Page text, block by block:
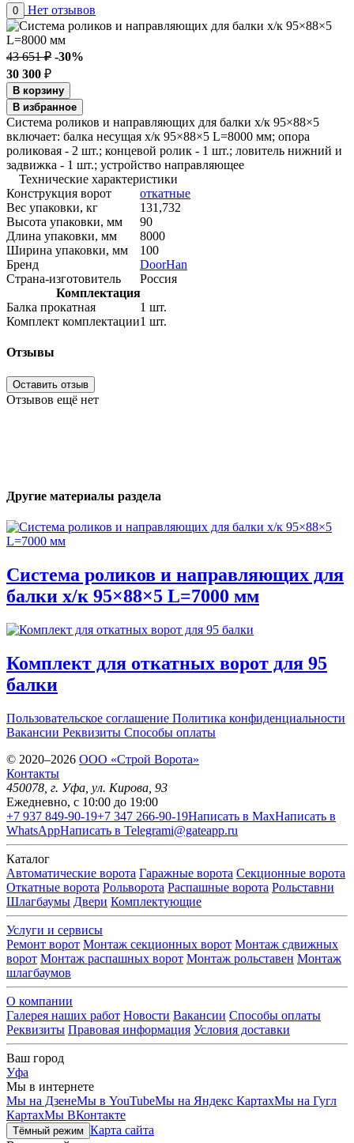
0 Нет отзывов
43 651 ₽ -30%
30 300 ₽
В корзину
В избранное
Система роликов и направляющих для балки х/к 95×88×5
включает: балка несущая х/к 95×88×5 L=8000 мм; опора
роликовая - 2 шт.; концевой ролик - 1 шт.; ловитель нижний и
задвижка - 1 шт.; устройство направляющее
Технические характеристики
Конструкция ворот
откатные
Вес упаковки, кг
131,732
Высота упаковки, мм
90
Длина упаковки, мм
8000
Ширина упаковки, мм
100
Бренд
DoorHan
Страна-изготовитель
Россия
Комплектация
Балка прокатная
1 шт.
Комплект комплектации1 шт.
Отзывы
Оставить отзыв
Отзывов ещё нет
Другие материалы раздела
Система роликов и направляющих для
балки х/к 95×88×5 L=7000 мм
Комплект для откатных ворот для 95
балки
Пользовательское соглашение Политика конфиденциальности
Вакансии Реквизиты Способы оплаты
© 2020–2026 OOO «Строй Ворота»
Контакты
450078 , г. Уфа ул. Кирова, 93
Ежедневно, с 10:00 до 19:00
+7 937 849-90-19+7 347 266-90-19Написать в MaxНаписать в
WhatsAppНаписать в Telegrami@gateapp.ru
Каталог
Автоматические ворота Гаражные ворота Секционные ворота
Откатные ворота Рольворота Распашные ворота Рольставни
Шлагбаумы Двери Комплектующие
Услуги и сервисы
Ремонт ворот Монтаж секционных ворот Монтаж сдвижных
ворот Монтаж распашных ворот Монтаж рольставен Монтаж
шлагбаумов
О компании
Галерея наших работ Новости Вакансии Способы оплаты
Реквизиты Правовая информация Условия доставки
Ваш город
Уфа
Мы в интернете
Мы на ДзенеМы в YouTubeМы на Яндекс КартахМы на Гугл
КартахМы ВКонтакте
Тёмный режим Карта сайта